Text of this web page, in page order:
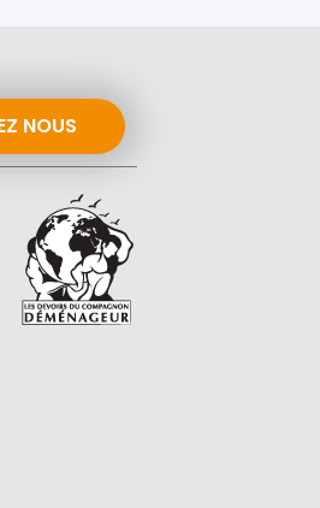
NOUS